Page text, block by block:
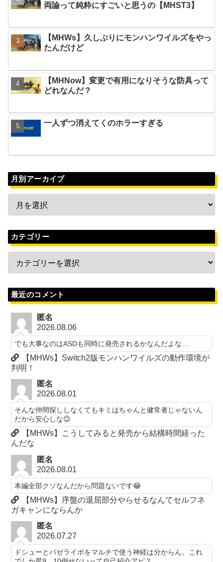
両論って純粋にすごいと思うの【MHST3】
【MHWs】久しぶりにモンハンワイルズをやっ
たんだけど
【MHNow】変更で有用になりそうな防具って
どれなんだ？
一人ずつ消えてくのホラーすぎる
月別アーカイブ
カテゴリー
最近のコメント
匿名
2026.08.06
でも大事なのはASDも同時に発売されるかなんだよな…
【MHWs】Switch2版モンハンワイルズの動作環境が
判明！
匿名
2026.08.01
そんな仲間探ししなくてもキミはちゃんと健常者じゃないん
だから安心しな😉
【MHWs】こうしてみると発売から結構時間経った
んだな
匿名
2026.08.01
本編全部クソなんだから問題ないです😂
【MHWs】序盤の退屈部分やらせるなんてセルフネ
ガキャンにならんか
匿名
2026.07.27
ドシューとバゼライボをマルチで使う神経は分からん。これ